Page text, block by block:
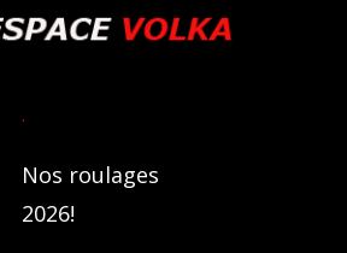
.
Nos roulages
2026!